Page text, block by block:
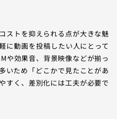
ストを抑えられる点が大きな魅
に動画を投稿したい人にとって
や効果音、背景映像などが揃っ
いため「どこかで見たことがあ
すく、差別化には工夫が必要で